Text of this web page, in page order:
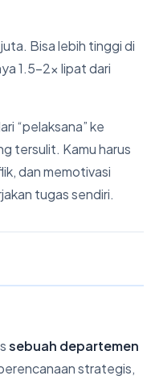
Bisa lebih tinggi di
1.5-2x lipat dari
“pelaksana” ke
tersulit. Kamu harus
dan memotivasi
tugas sendiri.
sebuah departemen
strategis,